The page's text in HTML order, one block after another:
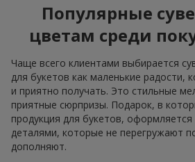
Популярные
цветам среди
Чаще всего клиентами выбирается
для букетов как маленькие радости,
и приятно получать. Это стильные
приятные сюрпризы. Подарок, в
продукция для букетов,
деталями, которые не перегружают
дополняют.